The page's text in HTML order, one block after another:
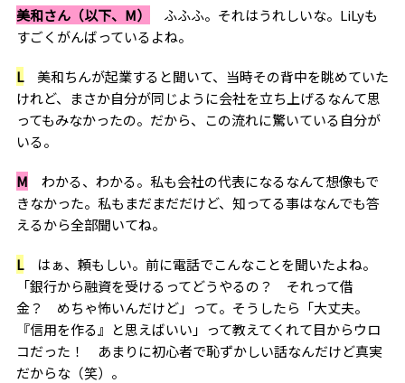
美和さん（以下、M）
ふふふ。それはうれしいな。LiLyも
すごくがんばっているよね。
L美和ちんが起業すると聞いて、当時その背中を眺めていた
けれど、まさか自分が同じように会社を立ち上げるなんて思
ってもみなかったの。だから、この流れに驚いている自分が
いる。
M わかる、わかる。私も会社の代表になるなんて想像もで
きなかった。私もまだまだだけど、知ってる事はなんでも答
えるから全部聞いてね。
Lはぁ、頼もしい。前に電話でこんなことを聞いたよね。
「銀行から融資を受けるってどうやるの？ それって借
金？ めちゃ怖いんだけど」って。そうしたら「大丈夫。
『信用を作る』と思えばいい」って教えてくれて目からウロ
コだった！ あまりに初心者で恥ずかしい話なんだけど真実
だからな（笑）。